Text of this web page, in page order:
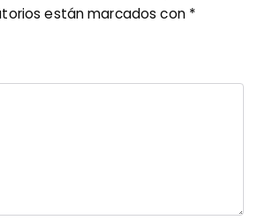
están marcados con *